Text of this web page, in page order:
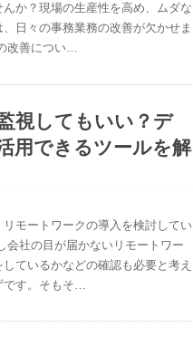
か？現場の生産性を高め、ムダな
日々の事務業務の改善が欠かせま
改善につい…
視してもいい？デ
用できるツールを解
モートワークの導入を検討してい
会社の目が届かないリモートワー
ているかなどの確認も必要と考え
す。そもそ…